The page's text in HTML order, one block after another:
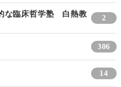
な臨床哲学塾 白熱教
2
306
14